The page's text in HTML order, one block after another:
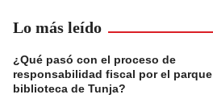
Lo más leído
¿Qué pasó con el proceso de
responsabilidad fiscal por el parque
biblioteca de Tunja?